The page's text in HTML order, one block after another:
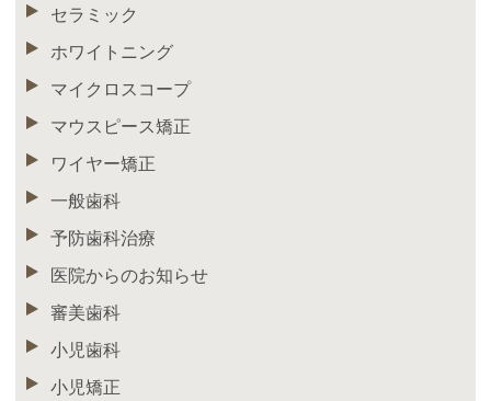
セラミック
ホワイトニング
マイクロスコープ
マウスピース矯正
ワイヤー矯正
一般歯科
予防歯科治療
医院からのお知らせ
審美歯科
小児歯科
小児矯正